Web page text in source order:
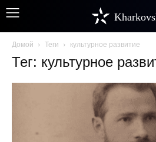
Домой Теги культурное развитие
Тег: культурное